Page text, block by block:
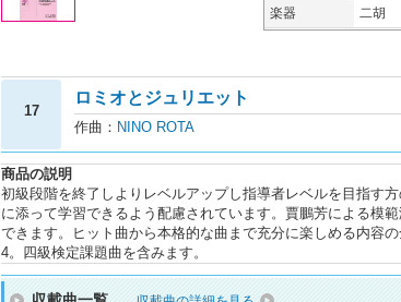
楽器
二胡
17
ロミオとジュリエット
作曲： NINO ROTA
商品の説明
初級段階を終了しよりレベルアップし指導者レベルを目指す
に添って学習できるよう配慮されています。賈鵬芳による模
できます。ヒット曲から本格的な曲まで充分に楽しめる内容
4。四級検定課題曲を含みます。